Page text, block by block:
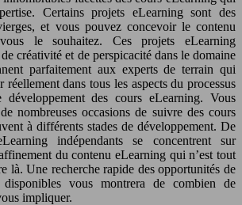
Certains projets eLearning sont des
et vous pouvez concevoir le contenu
le souhaitez. Ces projets eLearning
créativité et de perspicacité dans le domaine
parfaitement aux experts de terrain qui
réellement dans tous les aspects du processus
des cours eLearning. Vous
nombreuses occasions de suivre des cours
à différents stades de développement. De
indépendants se concentrent sur
du contenu eLearning qui n’est tout
là. Une recherche rapide des opportunités de
disponibles vous montrera de combien de
impliquer.